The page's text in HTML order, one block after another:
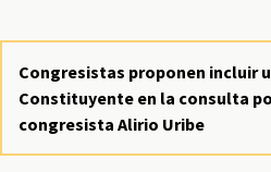
Congresistas proponen incluir
Constituyente en la consulta
congresista Alirio Uribe